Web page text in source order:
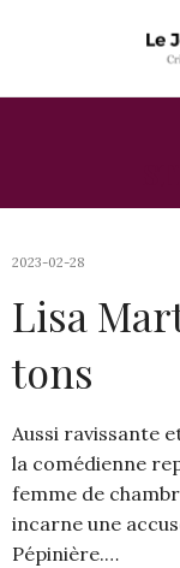
2023-02-28
Lisa
tons
Aussi ravissante
la comédienne
femme de
incarne une
Pépinière.…